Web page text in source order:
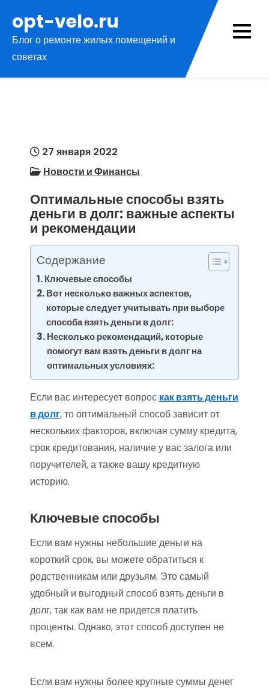
содержимому
opt-velo.ru
Блог о ремонте жилых помещений и
советах
27 января 2022
Новости и Финансы
Оптимальные способы взять
деньги в долг: важные аспекты
и рекомендации
Содержание
Ключевые способы
Вот несколько важных аспектов,
которые следует учитывать при выборе
способа взять деньги в долг:
Несколько рекомендаций, которые
помогут вам взять деньги в долг на
оптимальных условиях:
Если вас интересует вопрос как взять деньги
в долг, то оптимальный способ зависит от
нескольких факторов, включая сумму кредита,
срок кредитования, наличие у вас залога или
поручителей, а также вашу кредитную
историю.
Ключевые способы
Если вам нужны небольшие деньги на
короткий срок, вы можете обратиться к
родственникам или друзьям. Это самый
удобный и выгодный способ взять деньги в
долг, так как вам не придется платить
проценты. Однако, этот способ доступен не
всем.
Если вам нужны более крупные суммы денег